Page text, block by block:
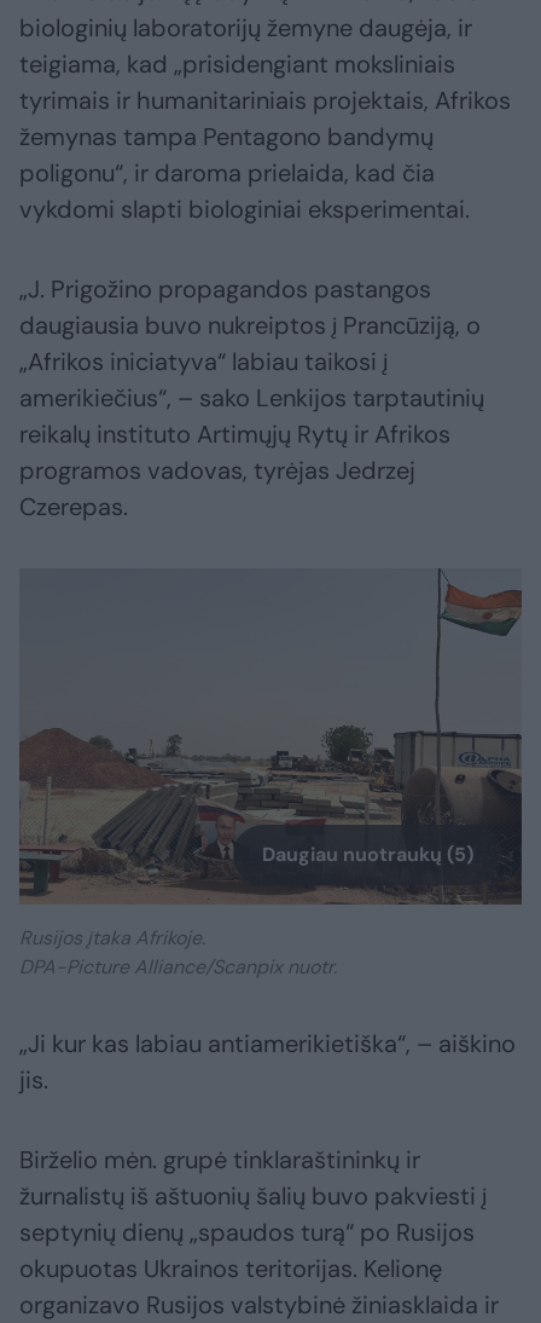
biologinių laboratorijų žemyne daugėja, ir
teigiama, kad „prisidengiant moksliniais
tyrimais ir humanitariniais projektais, Afrikos
žemynas tampa Pentagono bandymų
poligonu“, ir daroma prielaida, kad čia
vykdomi slapti biologiniai eksperimentai.
„J. Prigožino propagandos pastangos
daugiausia buvo nukreiptos į Prancūziją, o
„Afrikos iniciatyva“ labiau taikosi į
amerikiečius“, – sako Lenkijos tarptautinių
reikalų instituto Artimųjų Rytų ir Afrikos
programos vadovas, tyrėjas Jedrzej
Czerepas.
Daugiau nuotraukų (5)
Rusijos įtaka Afrikoje.
DPA-Picture Alliance/Scanpix nuotr.
„Ji kur kas labiau antiamerikietiška“, – aiškino
jis.
Birželio mėn. grupė tinklaraštininkų ir
žurnalistų iš aštuonių šalių buvo pakviesti į
septynių dienų „spaudos turą“ po Rusijos
okupuotas Ukrainos teritorijas. Kelionę
organizavo Rusijos valstybinė žiniasklaida ir